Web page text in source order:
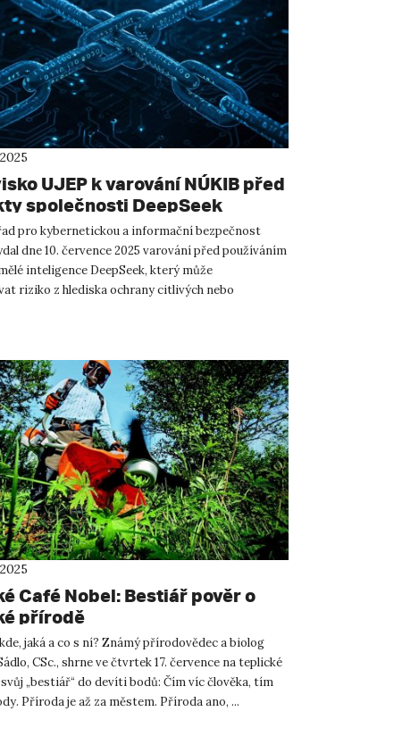
UJEP k varování NÚKIB před
společnosti DeepSeek
pro kybernetickou a informační bezpečnost
dne 10. července 2025 varování před používáním
inteligence DeepSeek, který může
riziko z hlediska ochrany citlivých nebo
Café Nobel: Bestiář pověr o
přírodě
jaká a co s ní? Známý přírodovědec a biolog
CSc., shrne ve čtvrtek 17. července na teplické
„bestiář“ do devíti bodů: Čím víc člověka, tím
Příroda je až za městem. Příroda ano, ...